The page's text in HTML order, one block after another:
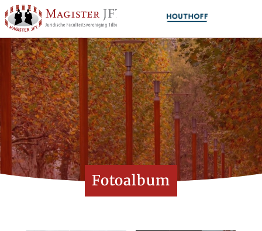
Fotoalbum